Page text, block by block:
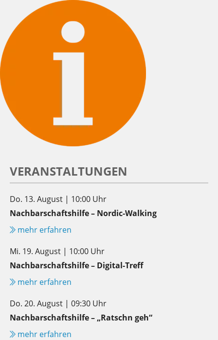
VERANSTALTUNGEN
Do. 13. August | 10:00 Uhr
Nachbarschaftshilfe – Nordic-Walking
mehr erfahren
Mi. 19. August | 10:00 Uhr
Nachbarschaftshilfe – Digital-Treff
mehr erfahren
Do. 20. August | 09:30 Uhr
Nachbarschaftshilfe – „Ratschn geh“
mehr erfahren